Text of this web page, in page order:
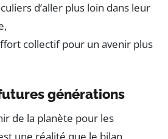
d’aller plus loin dans leur
collectif pour un avenir plus
générations
de la planète pour les
une réalité que le bilan